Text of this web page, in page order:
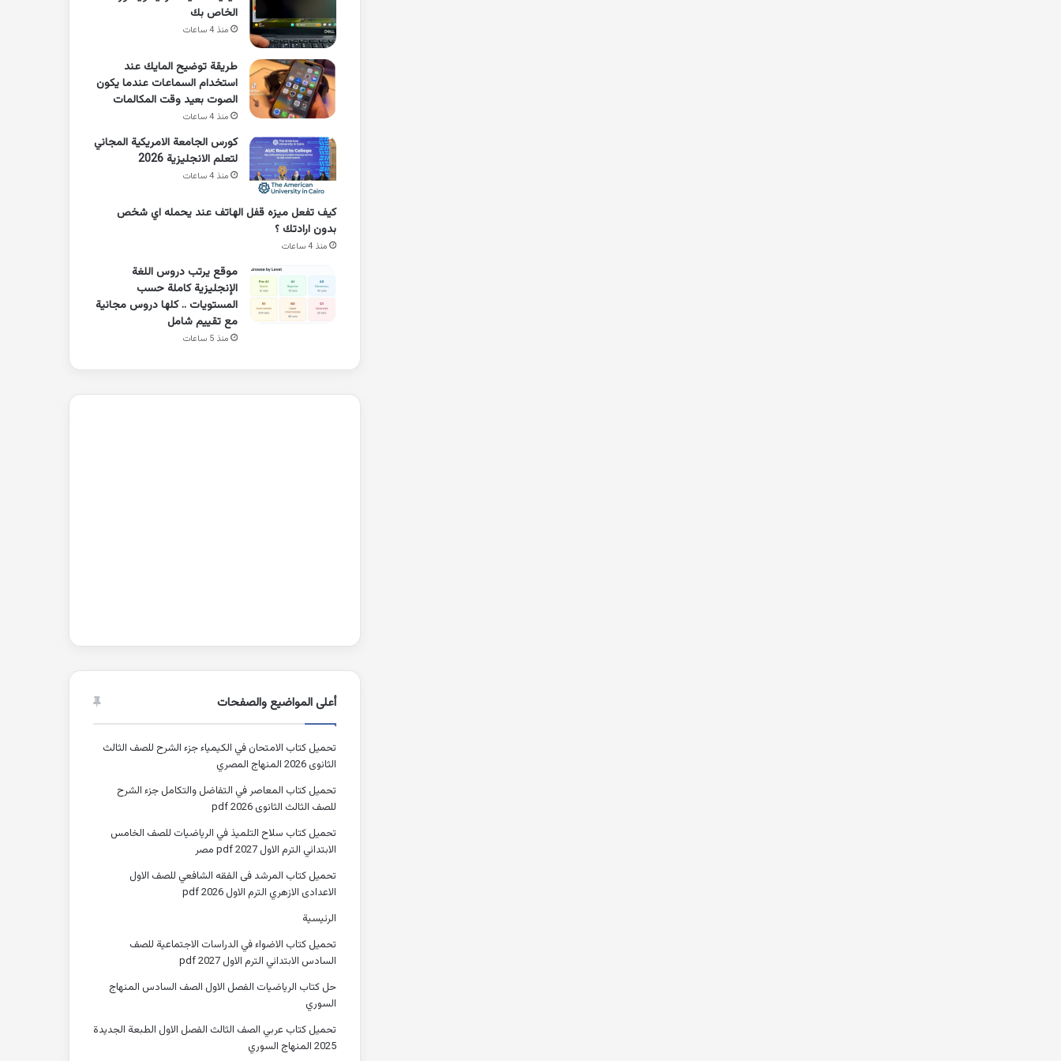
الخاص بك
منذ 4 ساعات
طريقة توضيح المايك عند
استخدام السماعات عندما يكون
الصوت بعيد وقت المكالمات
منذ 4 ساعات
كورس الجامعة الامريكية المجاني
لتعلم الانجليزية 2026
منذ 4 ساعات
كيف تفعل ميزه قفل الهاتف عند يحمله اي شخص
بدون ارادتك ؟
منذ 4 ساعات
موقع يرتب دروس اللغة
الإنجليزية كاملة حسب
المستويات .. كلها دروس مجانية
مع تقييم شامل
منذ 5 ساعات
أعلى المواضيع والصفحات
تحميل كتاب الامتحان في الكيمياء جزء الشرح للصف الثالث
الثانوى 2026 المنهاج المصري
تحميل كتاب المعاصر في التفاضل والتكامل جزء الشرح
للصف الثالث الثانوى 2026 pdf
تحميل كتاب سلاح التلميذ في الرياضيات للصف الخامس
الابتدائي الترم الاول 2027 pdf مصر
تحميل كتاب المرشد فى الفقه الشافعي للصف الاول
الاعدادى الازهري الترم الاول 2026 pdf
الرئيسية
تحميل كتاب الاضواء في الدراسات الاجتماعية للصف
السادس الابتدائي الترم الاول 2027 pdf
حل كتاب الرياضيات الفصل الاول الصف السادس المنهاج
السوري
تحميل كتاب عربي الصف الثالث الفصل الاول الطبعة الجديدة
2025 المنهاج السوري